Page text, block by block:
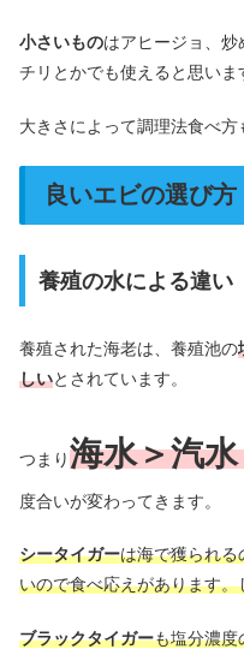
小さいものはアヒージョ、
チリとかでも使えると思いま
大きさによって調理法食べ方
良いエビの選び方
養殖の水による違い
養殖された海老は、養殖池の
しいとされています。
つまり海水＞汽
度合いが変わってきます。
シータイガーは海で獲られる
いので食べ応えがあります
ブラックタイガーも塩分濃度